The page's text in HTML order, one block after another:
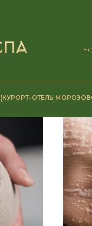
(КУРОРТ-ОТЕЛЬ